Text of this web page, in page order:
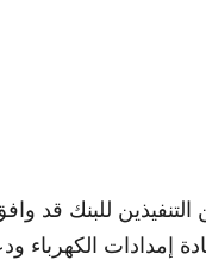
إمدادات الكهرباء